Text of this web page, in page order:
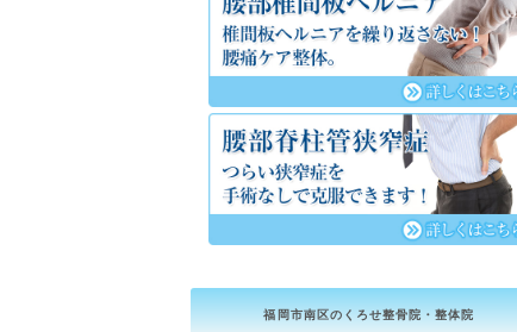
福岡市南区のくろせ整骨院・整体院